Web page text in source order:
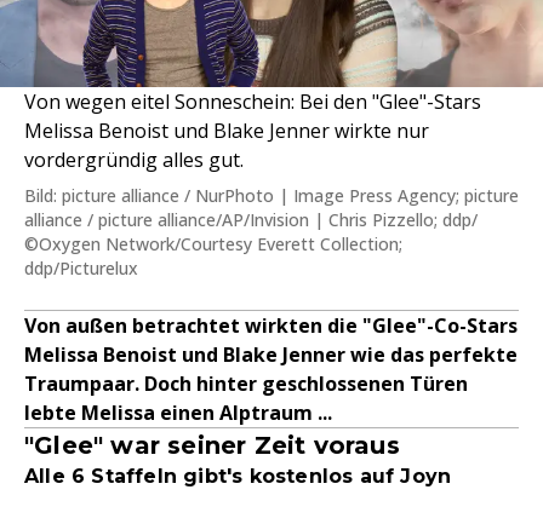
Von wegen eitel Sonneschein: Bei den "Glee"-Stars
Melissa Benoist und Blake Jenner wirkte nur
vordergründig alles gut.
Bild: picture alliance / NurPhoto | Image Press Agency; picture
alliance / picture alliance/AP/Invision | Chris Pizzello; ddp/
©Oxygen Network/Courtesy Everett Collection;
ddp/Picturelux
Von außen betrachtet wirkten die "Glee"-Co-Stars
Melissa Benoist und Blake Jenner wie das perfekte
Traumpaar. Doch hinter geschlossenen Türen
lebte Melissa einen Alptraum ...
"Glee" war seiner Zeit voraus
Alle 6 Staffeln gibt's kostenlos auf Joyn